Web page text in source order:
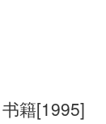
籍[1995]